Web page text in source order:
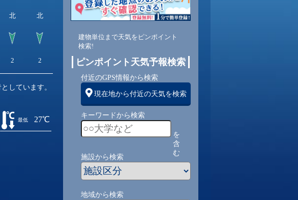
北 北 北西 北西 西
2 2 3 3 3 3
しています。
最低 27℃
建物単位まで天気をピンポイント
検索!
ピンポイント天気予報検索
付近のGPS情報から検索
現在地から付近の天気を検索
キーワードから検索
を
含
む
施設から検索
地域から検索